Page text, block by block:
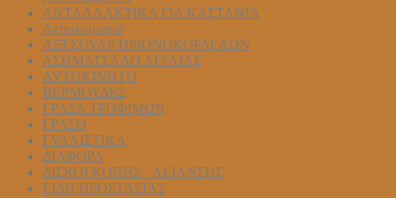
ΑΝΤΑΛΛΑΚΤΙΚΑ ΓΙΑ ΚΑΣΤΑΝΙΑ
Αντισκωριακό
ΑΞΕΣΟΥΑΡ ΠΡΙΟΝΟΚΟΡΔΕΛΩΝ
ΑΣΗΜΑΤΣΑΛΟ ΑΓΓΛΙΑΣ
ΑΥΤΟΚΙΝΗΤΟ
ΒΕΡΜΟΥΔΕΣ
ΓΡΑΣΑ ΤΡΟΦΙΜΩΝ
ΓΡΑΣΟ
ΓΥΑΛΙΣΤΙΚΑ
ΔΙΑΦΟΡΑ
ΔΙΣΚΟΙ ΚΟΠΗΣ - ΛΕΙΑΝΣΗΣ
ΕΙΔΗ ΠΡΟΣΤΑΣΙΑΣ